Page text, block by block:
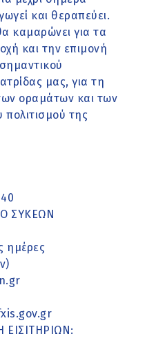
και θεραπεύει.
καμαρώνει για τα
και την επιμονή
μας, για τη
οραμάτων και των
της
ΣΥΚΕΩΝ
ημέρες